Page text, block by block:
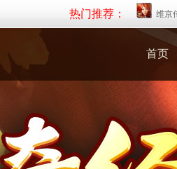
热门推荐： 维京
首页